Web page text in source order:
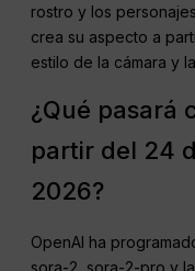
rostro y los
crea su aspecto a
estilo de la cámara y
¿Qué pasará
partir del 24
2026?
OpenAI ha